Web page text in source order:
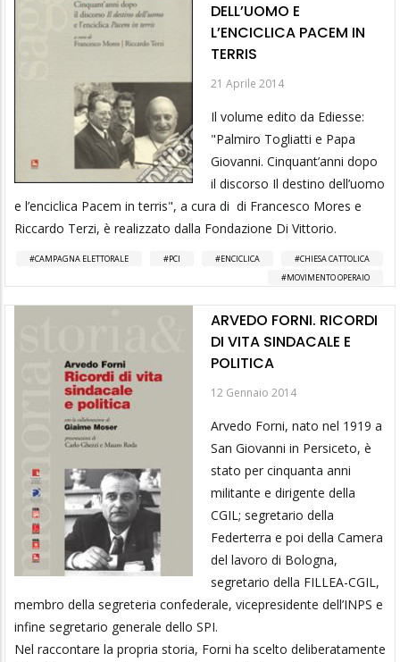
DELL’UOMO E
L’ENCICLICA PACEM IN
TERRIS
21 Aprile 2014
Il volume edito da Ediesse:
"Palmiro Togliatti e Papa
Giovanni. Cinquant’anni dopo
il discorso Il destino dell’uomo
e l’enciclica Pacem in terris", a cura di di Francesco Mores e
Riccardo Terzi, è realizzato dalla Fondazione Di Vittorio.
CAMPAGNA ELETTORALE PCI ENCICLICA
CHIESA CATTOLICA
MOVIMENTO OPERAIO
ARVEDO FORNI. RICORDI
DI VITA SINDACALE E
POLITICA
12 Gennaio 2014
Arvedo Forni, nato nel 1919 a
San Giovanni in Persiceto, è
stato per cinquanta anni
militante e dirigente della
CGIL; segretario della
Federterra e poi della Camera
del lavoro di Bologna,
segretario della FILLEA-CGIL,
membro della segreteria confederale, vicepresidente dell’INPS e
infine segretario generale dello SPI.
Nel raccontare la propria storia, Forni ha scelto deliberatamente